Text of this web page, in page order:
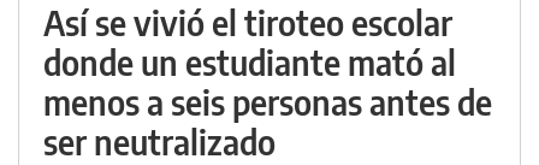
Así se vivió el tiroteo escolar
donde un estudiante mató al
menos a seis personas antes de
ser neutralizado